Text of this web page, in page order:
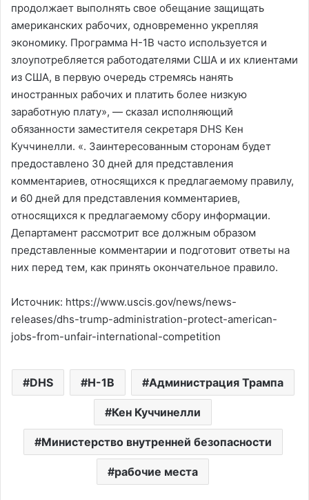
продолжает выполнять свое обещание защищать
американских рабочих, одновременно укрепляя
экономику. Программа H-1B часто используется и
злоупотребляется работодателями США и их клиентами
из США, в первую очередь стремясь нанять
иностранных рабочих и платить более низкую
заработную плату», — сказал исполняющий
обязанности заместителя секретаря DHS Кен
Куччинелли. «. Заинтересованным сторонам будет
предоставлено 30 дней для представления
комментариев, относящихся к предлагаемому правилу,
и 60 дней для представления комментариев,
относящихся к предлагаемому сбору информации.
Департамент рассмотрит все должным образом
представленные комментарии и подготовит ответы на
них перед тем, как принять окончательное правило.
Источник: https://www.uscis.gov/news/news-
releases/dhs-trump-administration-protect-american-
jobs-from-unfair-international-competition
DHS H-1B Администрация Трампа
Кен Куччинелли
Министерство внутренней безопасности
рабочие места